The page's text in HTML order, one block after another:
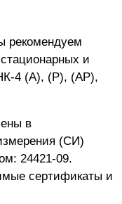
рекомендуем
и
4 (А), (Р), (АР),
в
(СИ)
24421-09.
сертификаты и